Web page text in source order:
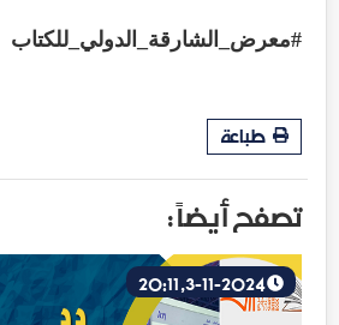
#معرض_الشارقة_الدولي_للكتاب
طباعة
تصفح أيضاً :